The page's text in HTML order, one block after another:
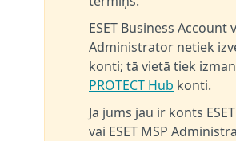
ESET Business Account
Administrator netiek
konti; tā vietā tiek
PROTECT Hub konti.
Ja jums jau ir konts
vai ESET MSP